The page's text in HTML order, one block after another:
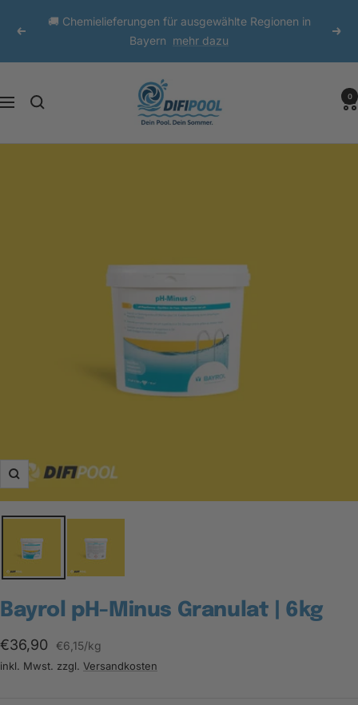
zum
Zurück
🚚 Chemielieferungen für ausgewählte Regionen in
Bayern mehr dazu
Navigation
0
Zoom
Bayrol pH-Minus Granulat | 6kg
Angebotspreis
€36,90 €6,15/kg
inkl. Mwst. zzgl. Versandkosten